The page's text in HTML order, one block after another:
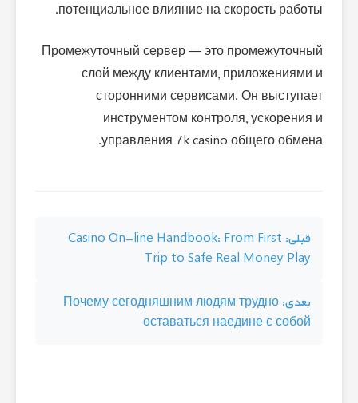
потенциальное влияние на скорость работы.
Промежуточный сервер — это промежуточный
слой между клиентами, приложениями и
сторонними сервисами. Он выступает
инструментом контроля, ускорения и
управления 7k casino общего обмена.
راهبری
نوشته
قبلی: Casino On-line Handbook: From First
Trip to Safe Real Money Play
بعدی: Почему сегодняшним людям трудно
оставаться наедине с собой